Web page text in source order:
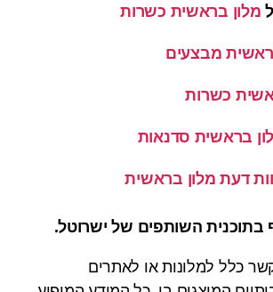
מלון בראשית כשרות
מבצעים
כשרות
בראשית סדנאות
דעת מלון בראשית
השותפים של ישרוטל.
כלל למלונות או לאתרים